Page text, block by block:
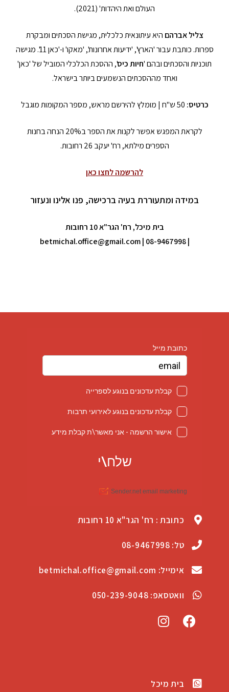
העולם ואת היהדות' (2021).
צליל אברהם היא עיתונאית כלכלית, מגישת הסכתים ומבקרת
ספרות. כותבת עבור 'הארץ', 'ידיעות אחרונות', 'מאקו' ו-'כאן 11'. מגישה
תוכניות והסכתים ובהם 'חיות כיס', ההסכת הכלכלי המוביל של 'כאן'
ואחד מההסכתים הנשמעים ביותר בישראל.
כרטיס:
לקראת המפגש אפשר לקנות את הספר ב20% הנחה בחנות
הספרים מילתא, רח' יעקב 26 רחובות.
להרשמה לחצו כאן
במידה ומתעוררת בעיה ברכישה, פנו אלינו ונעזור
בית מיכל, רח' הגר"א 10 רחובות
|
betmichal.office@gmail.com| 08-9467998
כתובת : רח' הגר"א 10 רחובות
טל: 08-9467998
אימייל: betmichal.office@gmail.com
וואטסאפ: 050-239-9048
בית מיכל